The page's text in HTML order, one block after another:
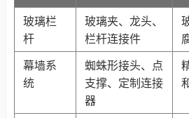
玻璃栏
杆
玻璃夹、龙头、
栏杆连接件
幕墙系
统
蜘蛛形接头、点
支撑、定制连接
器